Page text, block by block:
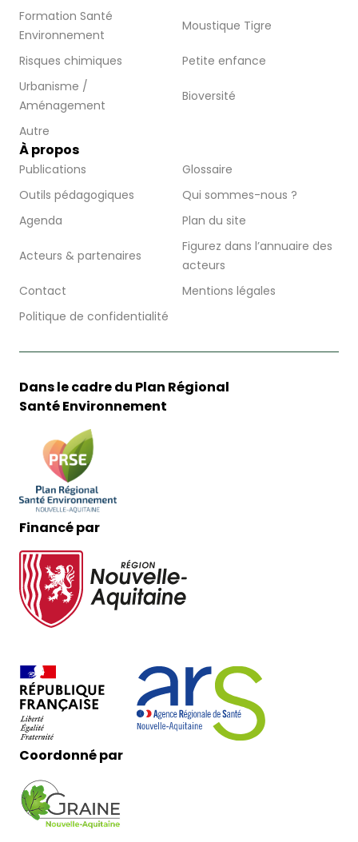
Formation Santé
Environnement
Moustique Tigre
Risques chimiques
Petite enfance
Urbanisme /
Aménagement
Bioversité
Autre
À propos
Publications
Glossaire
Outils pédagogiques
Qui sommes-nous ?
Agenda
Plan du site
Acteurs & partenaires
Figurez dans l’annuaire des
acteurs
Contact
Mentions légales
Politique de confidentialité
Dans le cadre du Plan Régional
Santé Environnement
Financé par
Coordonné par